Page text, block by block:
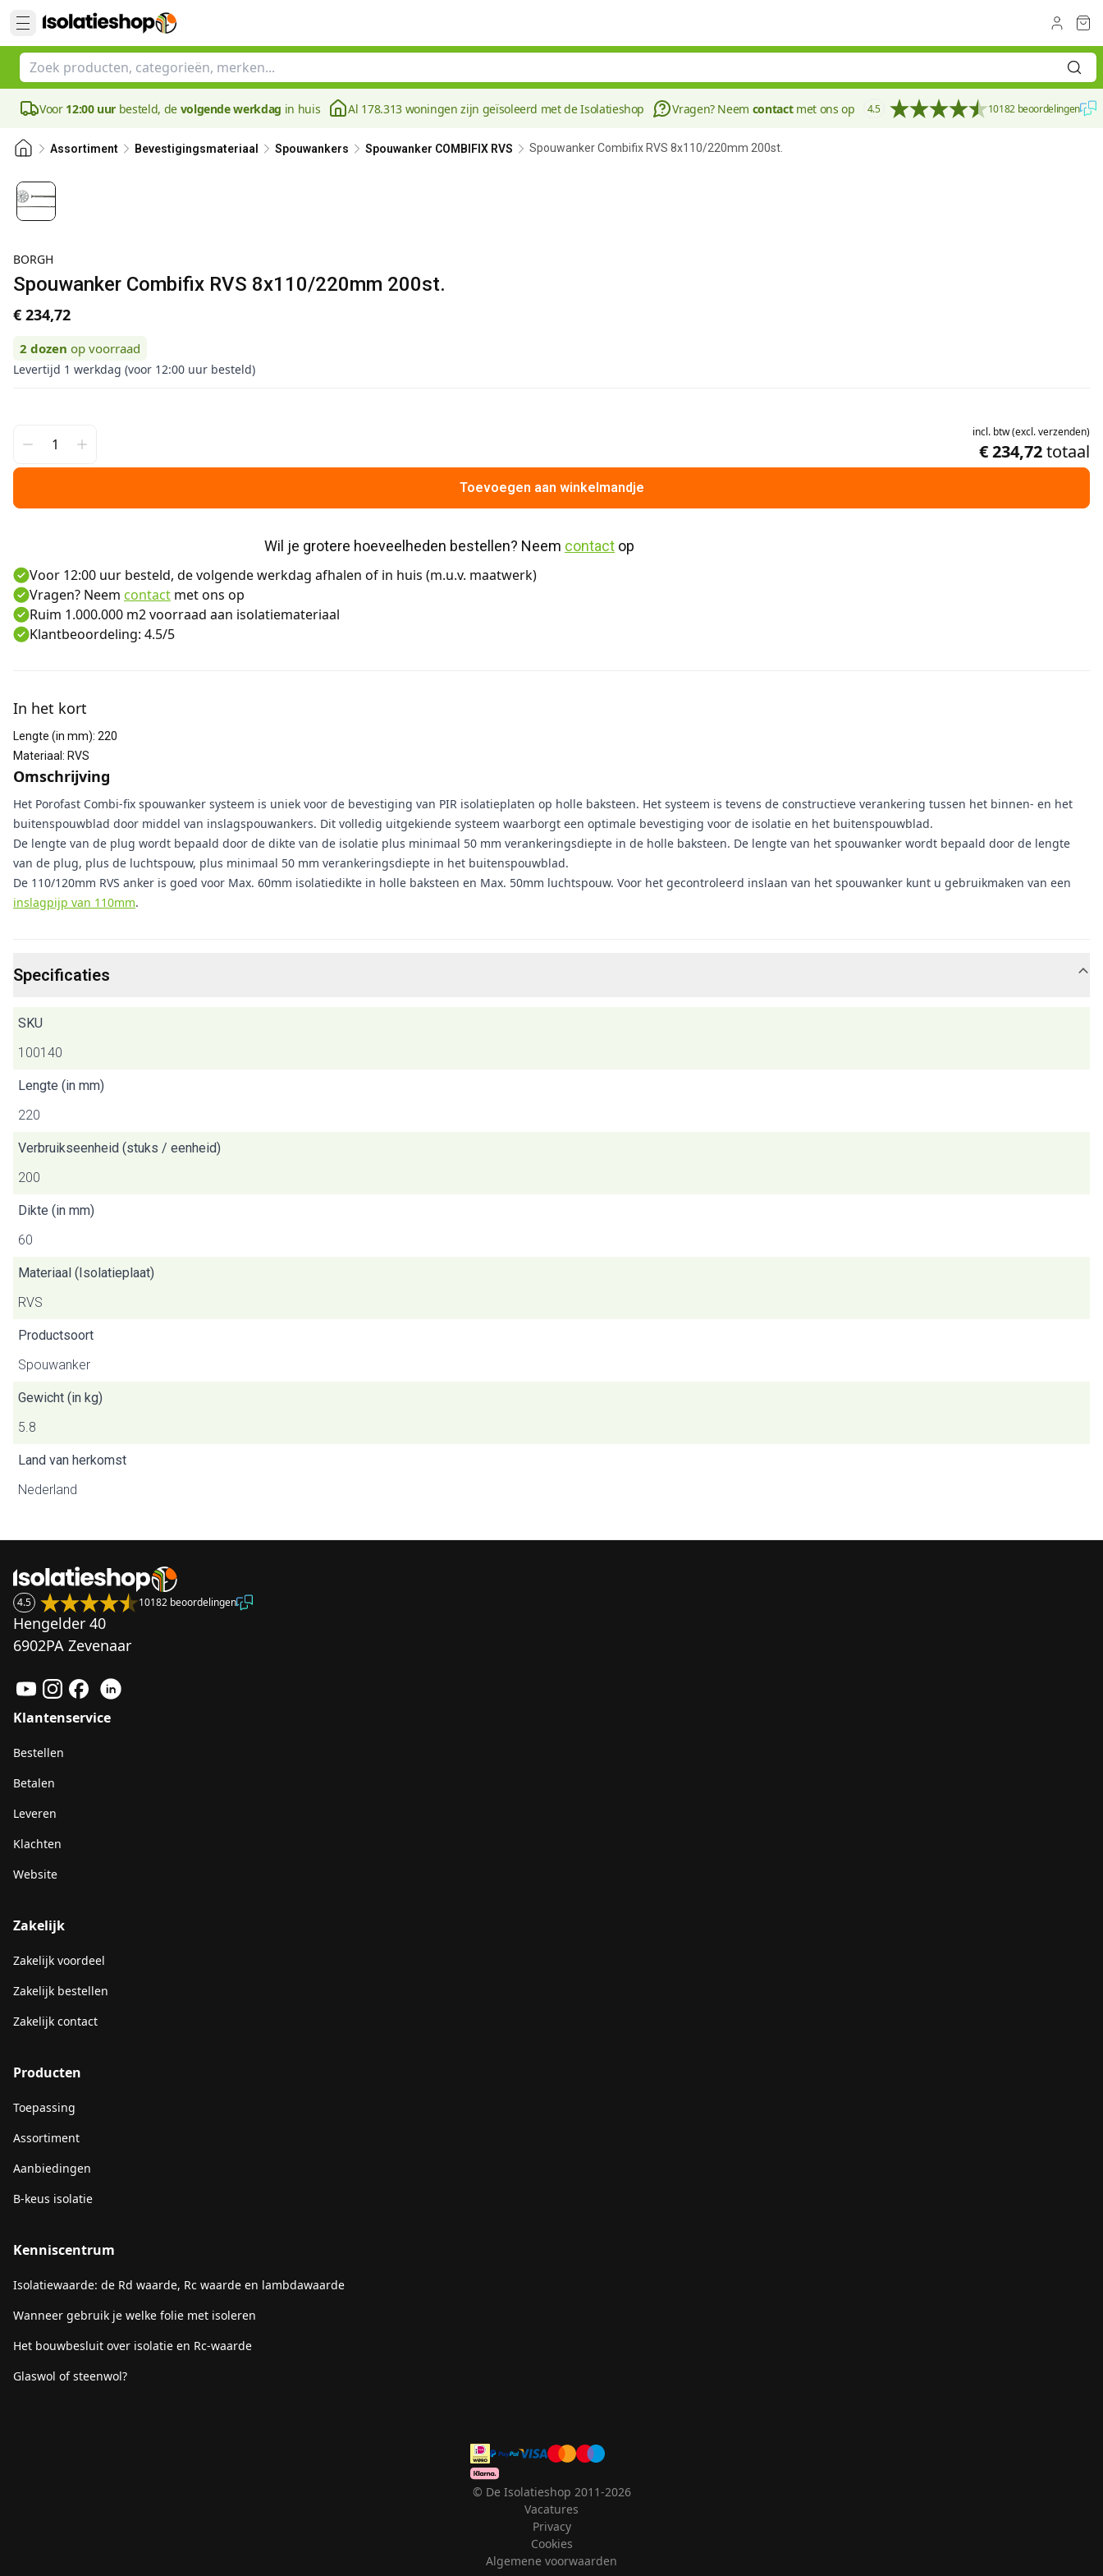
Voor 12:00 uur besteld, de volgende werkdag in huis Al 178.313 woningen zijn geïsoleerd met de Isolatieshop Vragen? Neem contactmet ons op 4.5 10182 beoordelingen
Assortiment Bevestigingsmateriaal Spouwankers Spouwanker COMBIFIX RVS Spouwanker Combifix RVS 8x110/220mm 200st.
BORGH
Spouwanker Combifix RVS 8x110/220mm 200st.
€ 234,72
2 dozen op voorraad
Levertijd 1 werkdag (voor 12:00 uur besteld)
incl. btw(excl.verzenden)
€ 234,72totaal
Toevoegen aan winkelmandje
Wil je grotere hoeveelheden bestellen? Neem contact op
Voor 12:00 uur besteld, de volgende werkdag afhalen of in huis (m.u.v. maatwerk)
Vragen? Neem contact met ons op
Ruim 1.000.000 m2 voorraad aan isolatiemateriaal
Klantbeoordeling: 4.5/5
In het kort
Lengte (in mm): 220
Materiaal : RVS
Omschrijving
Het Porofast Combi-fix spouwanker systeem is uniek voor de bevestiging van PIR isolatieplaten op holle baksteen. Het systeem is tevens de constructieve verankering tussen het binnen- en het
buitenspouwblad door middel van inslagspouwankers. Dit volledig uitgekiende systeem waarborgt een optimale bevestiging voor de isolatie en het buitenspouwblad.
De lengte van de plug wordt bepaald door de dikte van de isolatie plus minimaal 50 mm verankeringsdiepte in de holle baksteen. De lengte van het spouwanker wordt bepaald door de lengte
van de plug, plus de luchtspouw, plus minimaal 50 mm verankeringsdiepte in het buitenspouwblad.
De 110/120mm RVS anker is goed voor Max. 60mm isolatiedikte in holle baksteen en Max. 50mm luchtspouw. Voor het gecontroleerd inslaan van het spouwanker kunt u gebruikmaken van een
inslagpijp van 110mm.
Specificaties
SKU
100140
Lengte (in mm)
220
Verbruikseenheid (stuks / eenheid)
200
Dikte (in mm)
60
Materiaal (Isolatieplaat)
RVS
Productsoort
Spouwanker
Gewicht (in kg)
5.8
Land van herkomst
Nederland
4.5 10182 beoordelingen
Hengelder 40
6902PA Zevenaar
Klantenservice
Bestellen
Betalen
Leveren
Klachten
Website
Zakelijk
Zakelijk voordeel
Zakelijk bestellen
Zakelijk contact
Producten
Toepassing
Assortiment
Aanbiedingen
B-keus isolatie
Kenniscentrum
Isolatiewaarde: de Rd waarde, Rc waarde en lambdawaarde
Wanneer gebruik je welke folie met isoleren
Het bouwbesluit over isolatie en Rc-waarde
Glaswol of steenwol?
© De Isolatieshop 2011-2026
Vacatures
Privacy
Cookies
Algemene voorwaarden